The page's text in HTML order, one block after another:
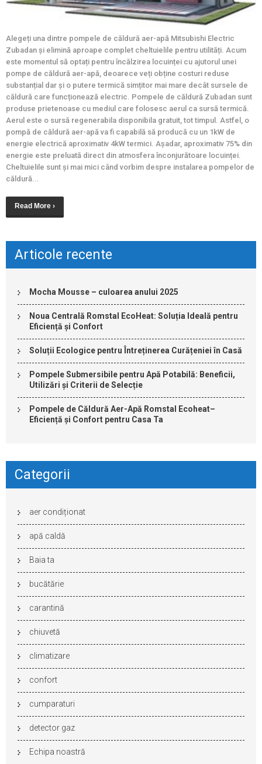
Alegeți una dintre pompele de căldură aer-apă Mitsubishi Electric
Zubadan și elimină aproape complet cheltuielile pentru utilități. Acum
este momentul să optați pentru încălzirea locuinței cu ajutorul unei
pompe de căldură aer-apă, deoarece veți obține costuri reduse
substanțial dar și o putere termică simțitor mai mare decât sursele de
căldură care funcționează electric. Pompele de căldură Zubadan sunt
produse prietenoase cu mediul care folosesc aerul ca sursă termică.
Aerul este o sursă regenerabila disponibila gratuit, tot timpul. Astfel, o
pompă de căldură aer-apă va fi capabilă să producă cu un 1kW de
energie electrică aproximativ 4kW termici. Așadar, aproximativ 75% din
energie este preluată direct din atmosfera înconjurătoare locuinței.
Cheltuielile sunt și mai mici când vorbim despre instalarea pompelor de
căldură...
Read More ›
Articole recente
Mocha Mousse – culoarea anului 2025
Noua Centrală Romstal EcoHeat: Soluția Ideală pentru
Eficiență și Confort
Soluții Ecologice pentru Întreținerea Curățeniei în Casă
Pompele Submersibile pentru Apă Potabilă: Beneficii,
Utilizări și Criterii de Selecție
Pompele de Căldură Aer-Apă Romstal Ecoheat–
Eficiență și Confort pentru Casa Ta
Categorii
aer condiționat
apă caldă
Baia ta
bucătărie
carantină
chiuvetă
climatizare
confort
cumparaturi
detector gaz
Echipa noastră